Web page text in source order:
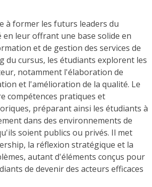
à former les futurs leaders du
en leur offrant une base solide en
et de gestion des services de
du cursus, les étudiants explorent les
notamment l'élaboration de
et l'amélioration de la qualité. Le
compétences pratiques et
préparant ainsi les étudiants à
dans des environnements de
soient publics ou privés. Il met
la réflexion stratégique et la
autant d'éléments conçus pour
de devenir des acteurs efficaces